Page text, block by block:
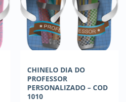
CHINELO DIA DO
PROFESSOR
PERSONALIZADO – COD
1010